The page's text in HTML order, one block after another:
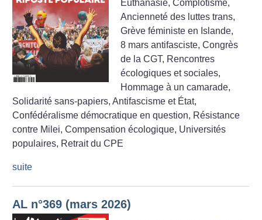
Euthanasie, Complotisme,
Ancienneté des luttes trans,
Grève féministe en Islande,
8 mars antifasciste, Congrès
de la CGT, Rencontres
écologiques et sociales,
Hommage à un camarade,
Solidarité sans-papiers, Antifascisme et État,
Confédéralisme démocratique en question, Résistance
contre Milei, Compensation écologique, Universités
populaires, Retrait du CPE
suite
AL n°369 (mars 2026)